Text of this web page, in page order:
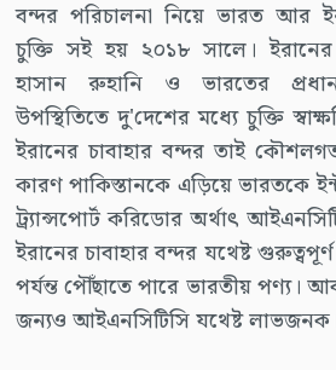
বন্দর পরিচালনা নিয়ে ভারত আর
চুক্তি সই হয় ২০১৮ সালে। ইরানের
হাসান রুহানি ও ভারতের
উপস্থিতিতে দু'দেশের মধ্যে চুক্তি
ইরানের চাবাহার বন্দর তাই
কারণ পাকিস্তানকে এড়িয়ে ভারতকে
ট্র্যান্সপোর্ট করিডোর অর্থাৎ
ইরানের চাবাহার বন্দর যথেষ্ট
পর্যন্ত পৌঁছাতে পারে ভারতীয় পণ্য।
জন্যও আইএনসিটিসি যথেষ্ট